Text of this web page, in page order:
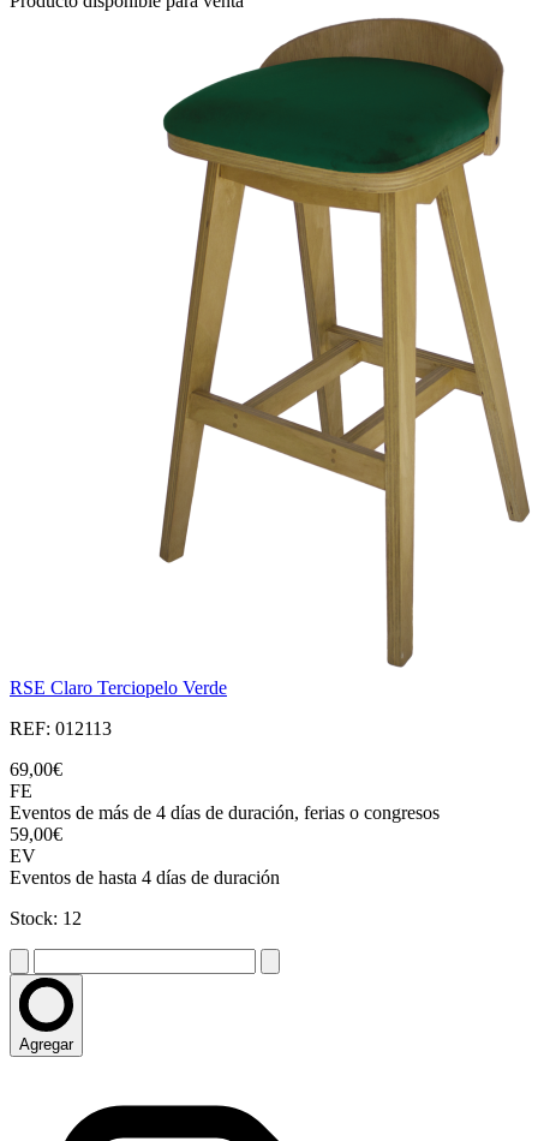
RSE Claro Terciopelo Verde
REF: 012113
69,00€
FE
Eventos de más de 4 días de duración, ferias o congresos
59,00€
EV
Eventos de hasta 4 días de duración
Stock: 12
Agregar